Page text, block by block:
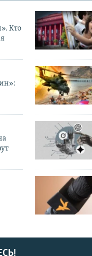
Кто